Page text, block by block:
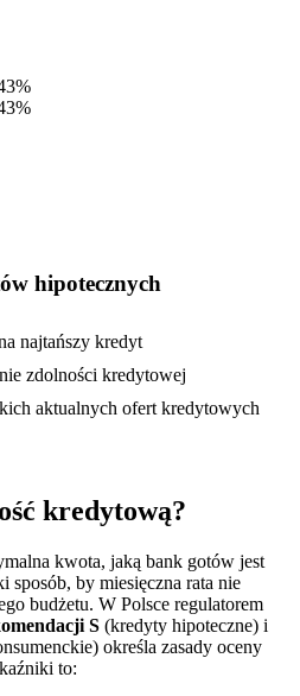
hipotecznych
najtańszy kredyt
zdolności kredytowej
aktualnych ofert kredytowych
kredytową?
kwota, jaką bank gotów jest
by miesięczna rata nie
budżetu. W Polsce regulatorem
S (kredyty hipoteczne) i
określa zasady oceny
to: